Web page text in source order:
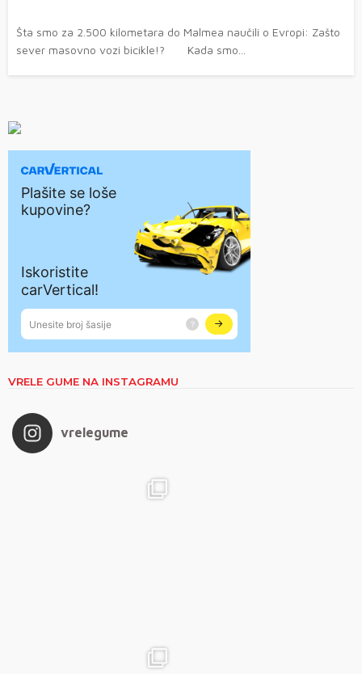
Šta smo za 2.500 kilometara do Malmea naučili o Evropi: Zašto
sever masovno vozi bicikle!? Kada smo...
VRELE GUME NA INSTAGRAMU
vrelegume